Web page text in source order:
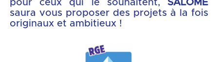
pour ceux qui le souhaitent, SALOMÉ
saura vous proposer des projets à la fois
originaux et ambitieux !